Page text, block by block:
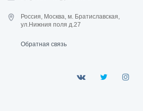
Россия, Москва, м. Братиславская,
ул.Нижния поля д.27
Обратная связь